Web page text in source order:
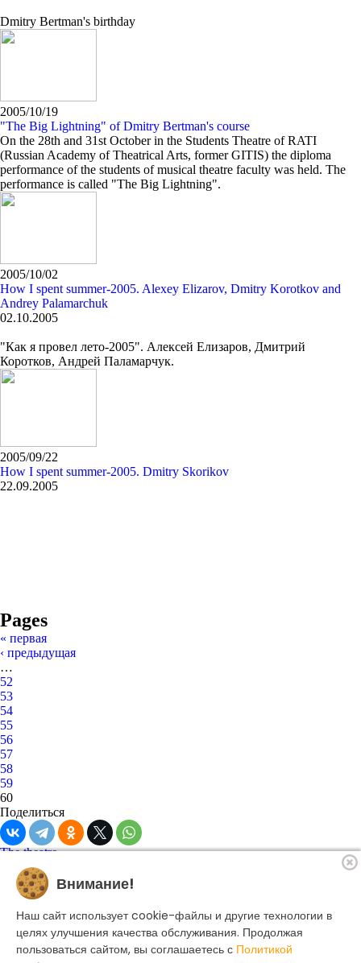
Dmitry Bertman's birthday
2005/10/19
"The Big Lightning" of Dmitry Bertman's course
On the 28th and 31st October in the Students Theatre of RATI
(Russian Academy of Theatrical Arts, former GITIS) the diploma
performance of the students of musical theatre faculty was held. The
performance is called "The Big Lightning".
2005/10/02
How I spent summer-2005. Alexey Elizarov, Dmitry Korotkov and
Andrey Palamarchuk
02.10.2005
"Как я провел лето-2005". Алексей Елизаров, Дмитрий
Коротков, Андрей Паламарчук.
2005/09/22
How I spent summer-2005. Dmitry Skorikov
22.09.2005
Pages
« первая
‹ предыдущая
…
52
53
54
55
56
57
58
59
60
Поделиться
The theatre
Playbill
Performances
Troupe
Become a sponsor
Ticket office+7 495 250-22-22
Search form
Внимание!
Наш сайт использует cookie-файлы и другие технологии в
целях улучшения качества обслуживания. Продолжая
пользоваться сайтом, вы соглашаетесь с Политикой